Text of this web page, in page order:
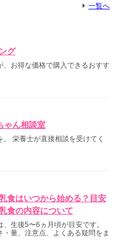
一覧へ
グ
、お得な価格で購入できるおすす
ゃん相談室
栄養士が直接相談を受けてく
食はいつから始める？目安
食の内容について
生後5〜6ヵ月頃が目安です。
・量、注意点、よくある疑問をま